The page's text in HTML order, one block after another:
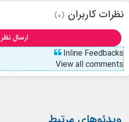
نظرات کاربران (0)
ارسال نظر
Inline Feedbacks
View all comments